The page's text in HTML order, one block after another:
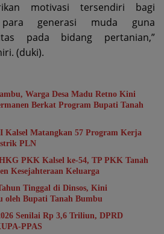
motivasi tersendiri bagi
generasi muda guna
pada bidang pertanian,”
(duki).
Warga Desa Madu Retno Kini
Berkat Program Bupati Tanah
Kalsel Matangkan 57 Program Kerja
PLN
PKK Kalsel ke-54, TP PKK Tanah
Kesejahteraan Keluarga
Tinggal di Dinsos, Kini
oleh Bupati Tanah Bumbu
Senilai Rp 3,6 Triliun, DPRD
PPAS